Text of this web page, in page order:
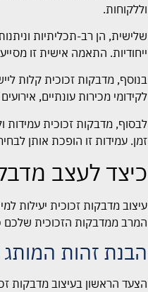
וללקוחות.
שלישית, הן רב-תכליתיות
ייחודיות. התאמה אישית זו
בנוסף, מדבקות זכוכית קלות
לקידומי מכירות עונתיים,
לבסוף, מדבקות זכוכית עמידות
זמן. עמידות זו הופכת אותן
כיצד לעצב
עיצוב מדבקות זכוכית יעילות
המרב ממדבקות הזכוכית
הבנת זהות
הצעד הראשון בעיצוב מדבקות